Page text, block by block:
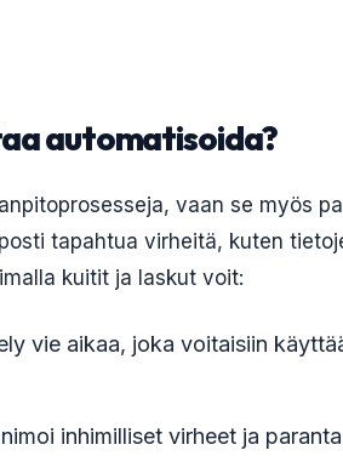
automatisoida?
vaan se myös
tapahtua virheitä, kuten
kuitit ja laskut voit:
vie aikaa, joka voitaisiin
inhimilliset virheet ja